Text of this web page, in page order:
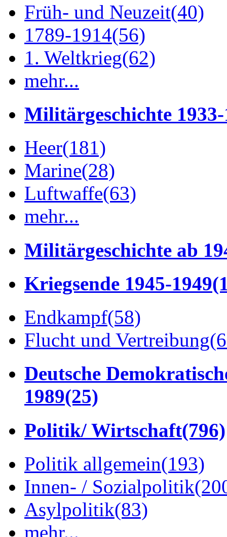
Früh- und Neuzeit(40)
1789-1914(56)
1. Weltkrieg(62)
mehr...
Militärgeschichte 1933-
Heer(181)
Marine(28)
Luftwaffe(63)
mehr...
Militärgeschichte ab
Kriegsende 1945-1949
Endkampf(58)
Flucht und Vertreibung
Deutsche
1989(25)
Politik/ Wirtschaft(796)
Politik allgemein(193)
Innen- / Sozialpolitik
Asylpolitik(83)
mehr...